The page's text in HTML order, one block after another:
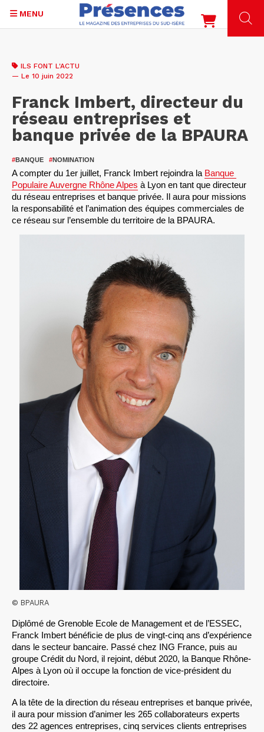
contenu
MENU
ILS FONT L'ACTU
— Le 10 juin 2022
Franck Imbert, directeur du
réseau entreprises et
banque privée de la BPAURA
#BANQUE #NOMINATION
A compter du 1er juillet, Franck Imbert rejoindra la Banque
Populaire Auvergne Rhône Alpes à Lyon en tant que directeur
du réseau entreprises et banque privée. Il aura pour missions
la responsabilité et l’animation des équipes commerciales de
ce réseau sur l’ensemble du territoire de la BPAURA.
© BPAURA
Diplômé de Grenoble Ecole de Management et de l’ESSEC,
Franck Imbert bénéficie de plus de vingt-cinq ans d’expérience
dans le secteur bancaire. Passé chez ING France, puis au
groupe Crédit du Nord, il rejoint, début 2020, la Banque Rhône-
Alpes à Lyon où il occupe la fonction de vice-président du
directoire.
A la tête de la direction du réseau entreprises et banque privée,
il aura pour mission d’animer les 265 collaborateurs experts
des 22 agences entreprises, cinq services clients entreprises